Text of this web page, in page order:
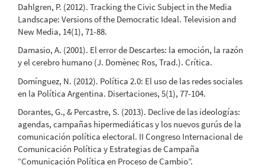
Dahlgren, P. (2012). Tracking the Civic Subject in the Media
Landscape: Versions of the Democratic Ideal. Television and
New Media, 14(1), 71-88.
Damasio, A. (2001). El error de Descartes: la emoción, la razón
y el cerebro humano (J. Domènec Ros, Trad.). Crítica.
Domínguez, N. (2012). Política 2.0: El uso de las redes sociales
en la Política Argentina. Disertaciones, 5(1), 77-104.
Dorantes, G., & Percastre, S. (2013). Declive de las ideologías:
agendas, campañas hipermediáticas y los nuevos gurús de la
comunicación política electoral. II Congreso Internacional de
Comunicación Política y Estrategias de Campaña
“Comunicación Política en Proceso de Cambio”.